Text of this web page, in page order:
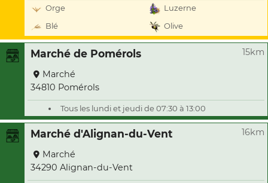
Orge
Luzerne
Blé
Olive
Marché de Pomérols 15km
Marché
34810 Pomérols
Tous les lundi et jeudi de 07:30 à 13:00
Marché d'Alignan-du-Vent 16km
Marché
34290 Alignan-du-Vent